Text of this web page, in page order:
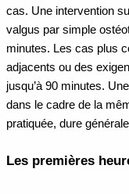
cas. Une intervention
valgus par simple
minutes. Les cas plus
adjacents ou des
jusqu’à 90 minutes.
dans le cadre de la
pratiquée, dure
Les premières